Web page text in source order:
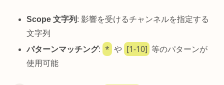
Scope 文字列 : 影響を受けるチャンネルを指定する
文字列
パターンマッチング: * や [1-10] 等のパターンが
使用可能